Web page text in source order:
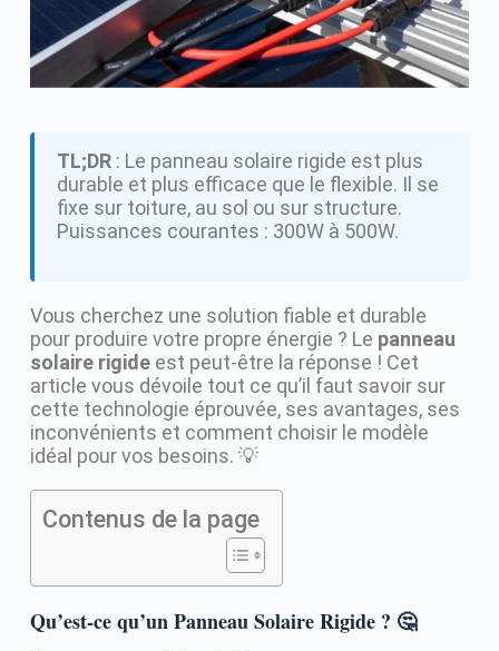
TL;DR: Le panneau solaire rigide est plus
durable et plus efficace que le flexible. Il se
fixe sur toiture, au sol ou sur structure.
Puissances courantes : 300W à 500W.
Vous cherchez une solution fiable et durable
pour produire votre propre énergie ? Le panneau
solaire rigideest peut-être la réponse ! Cet
article vous dévoile tout ce qu’il faut savoir sur
cette technologie éprouvée, ses avantages, ses
inconvénients et comment choisir le modèle
idéal pour vos besoins. 💡
Contenus de la page
Qu’est-ce qu’un Panneau Solaire Rigide ? 🤔